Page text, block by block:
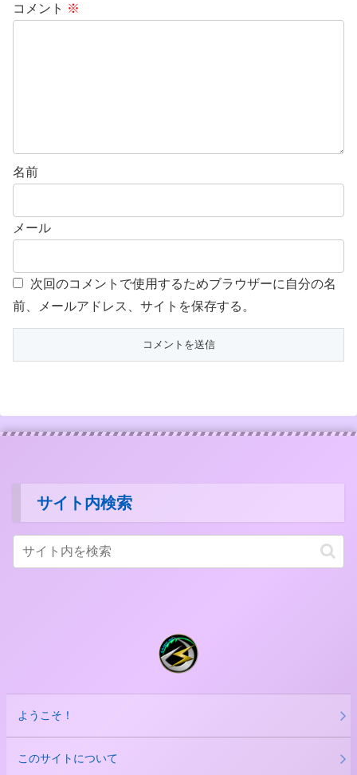
コメント ※
名前
メール
次回のコメントで使用するためブラウザーに自分の名
前、メールアドレス、サイトを保存する。
サイト内検索
ようこそ！
このサイトについて